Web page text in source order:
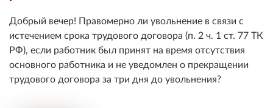
Добрый вечер! Правомерно ли увольнение в связи с
истечением срока трудового договора (п. 2 ч. 1 ст. 77 ТК
РФ), если работник был принят на время отсутствия
основного работника и не уведомлен о прекращении
трудового договора за три дня до увольнения?